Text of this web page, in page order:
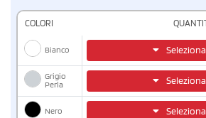
COLORI
Bianco
Grigio
Perla
Nero